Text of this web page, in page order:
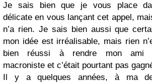
Je sais bien que je vous place
délicate en vous lançant cet appel,
n’a rien. Je sais bien aussi que
mon idée est irréalisable, mais rien
bien réussi à rendre mon ami
macroniste et c’était pourtant pas
Il y a quelques années, à ma